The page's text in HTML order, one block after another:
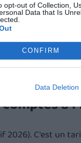
opt-out of Collection,
Data that Is
CONFIRM
Data Deletion
(ex :
France Identité
à
2026). C'est un